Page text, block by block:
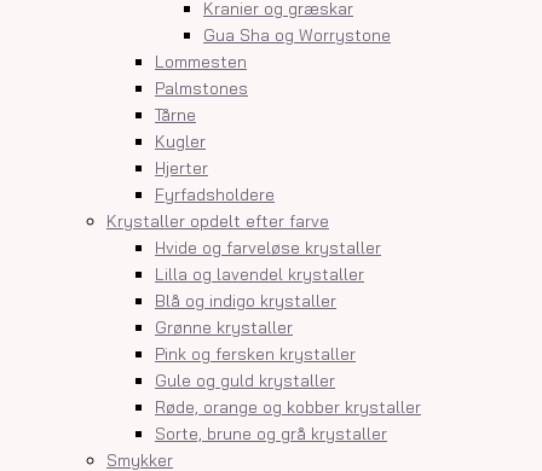
Kranier og græskar
Gua Sha og Worrystone
Lommesten
Palmstones
Tårne
Kugler
Hjerter
Fyrfadsholdere
Krystaller opdelt efter farve
Hvide og farveløse krystaller
Lilla og lavendel krystaller
Blå og indigo krystaller
Grønne krystaller
Pink og fersken krystaller
Gule og guld krystaller
Røde, orange og kobber krystaller
Sorte, brune og grå krystaller
Smykker